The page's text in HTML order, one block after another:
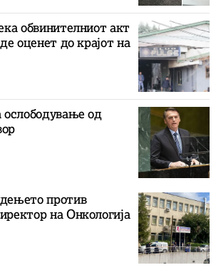
обвинителниот акт
оценет до крајот на
ослободување од
против
на Онкологија